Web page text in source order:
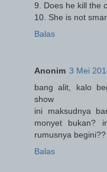
9. Does he kill the
10. She is not
Balas
Anonim 3 Mei
bang alit, kalo
show
ini maksudnya
monyet bukan?
rumusnya
Balas